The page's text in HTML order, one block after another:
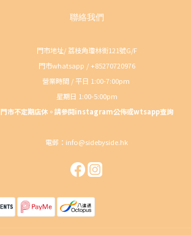
聯絡我們
門市地址/ 荔枝角瓊林街121號G/F
門市whatsapp / +85270720976
營業時間 / 平日 1:00-7:00pm
星期日 1:00-5:00pm
門市不定期店休。請參閱instagram公佈或wtsapp查詢
電郵：info@sidebyside.hk